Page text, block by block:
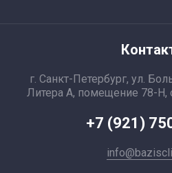
г. Санкт-Петербург, ул.
Литера А, помещение 78-Н,
+7 (921)